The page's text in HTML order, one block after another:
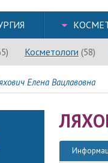
Косметологи (58)
Елена Вацлавовна